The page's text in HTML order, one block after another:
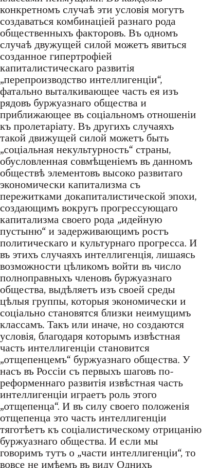
конкретномъ случаѣ эти условія могутъ
создаваться комбинаціей разнаго рода
общественныхъ факторовъ. Въ одномъ
случаѣ двужущей силой можетъ явиться
созданное гипертрофіей
капиталистическаго развитія
„перепроизводство интеллигенціи“,
фатально выталкивающее часть ея изъ
рядовъ буржуазнаго общества и
приближающее въ соціальномъ отношеніи
къ пролетаріату. Въ другихъ случаяхъ
такой движущей силой можетъ быть
„соціальная некультурность“ страны,
обусловленная совмѣщеніемъ въ данномъ
обществѣ элементовъ высоко развитаго
экономически капитализма съ
пережитками докапиталистической эпохи,
создающимъ вокругъ прогрессующаго
капитализма своего рода „идейную
пустыню“ и задерживающимъ ростъ
политическаго и культурнаго прогресса. И
въ этихъ случаяхъ интеллигенція, лишаясь
возможности цѣликомъ войти въ число
полноправныхъ членовъ буржуазнаго
общества, выдѣляетъ изъ своей среды
цѣлыя группы, которыя экономически и
соціально становятся близки неимущимъ
классамъ. Такъ или иначе, но создаются
условія, благодаря которымъ извѣстная
часть интеллигенціи становится
„отщепенцемъ“ буржуазнаго общества. У
насъ въ Россіи съ первыхъ шаговъ по-
реформеннаго развитія извѣстная часть
интеллигенціи играетъ роль этого
„отщепенца“. И въ силу своего положенія
отщепенца это часть интеллигенціи
тяготѣетъ къ соціалистическому отрицанію
буржуазнаго общества. И если мы
говоримъ тутъ о „части интеллигенціи“, то